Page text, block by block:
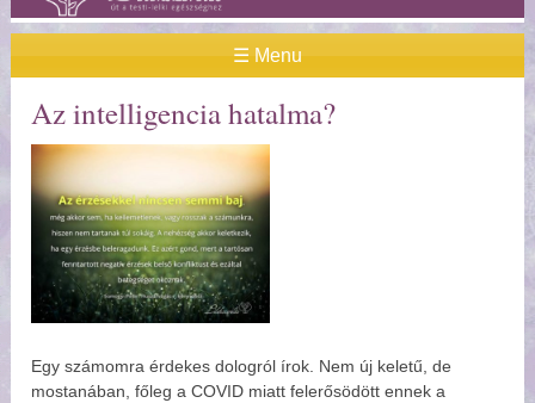
☰ Menu
Az intelligencia hatalma?
Egy számomra érdekes dologról írok. Nem új keletű, de
mostanában, főleg a COVID miatt felerősödött ennek a